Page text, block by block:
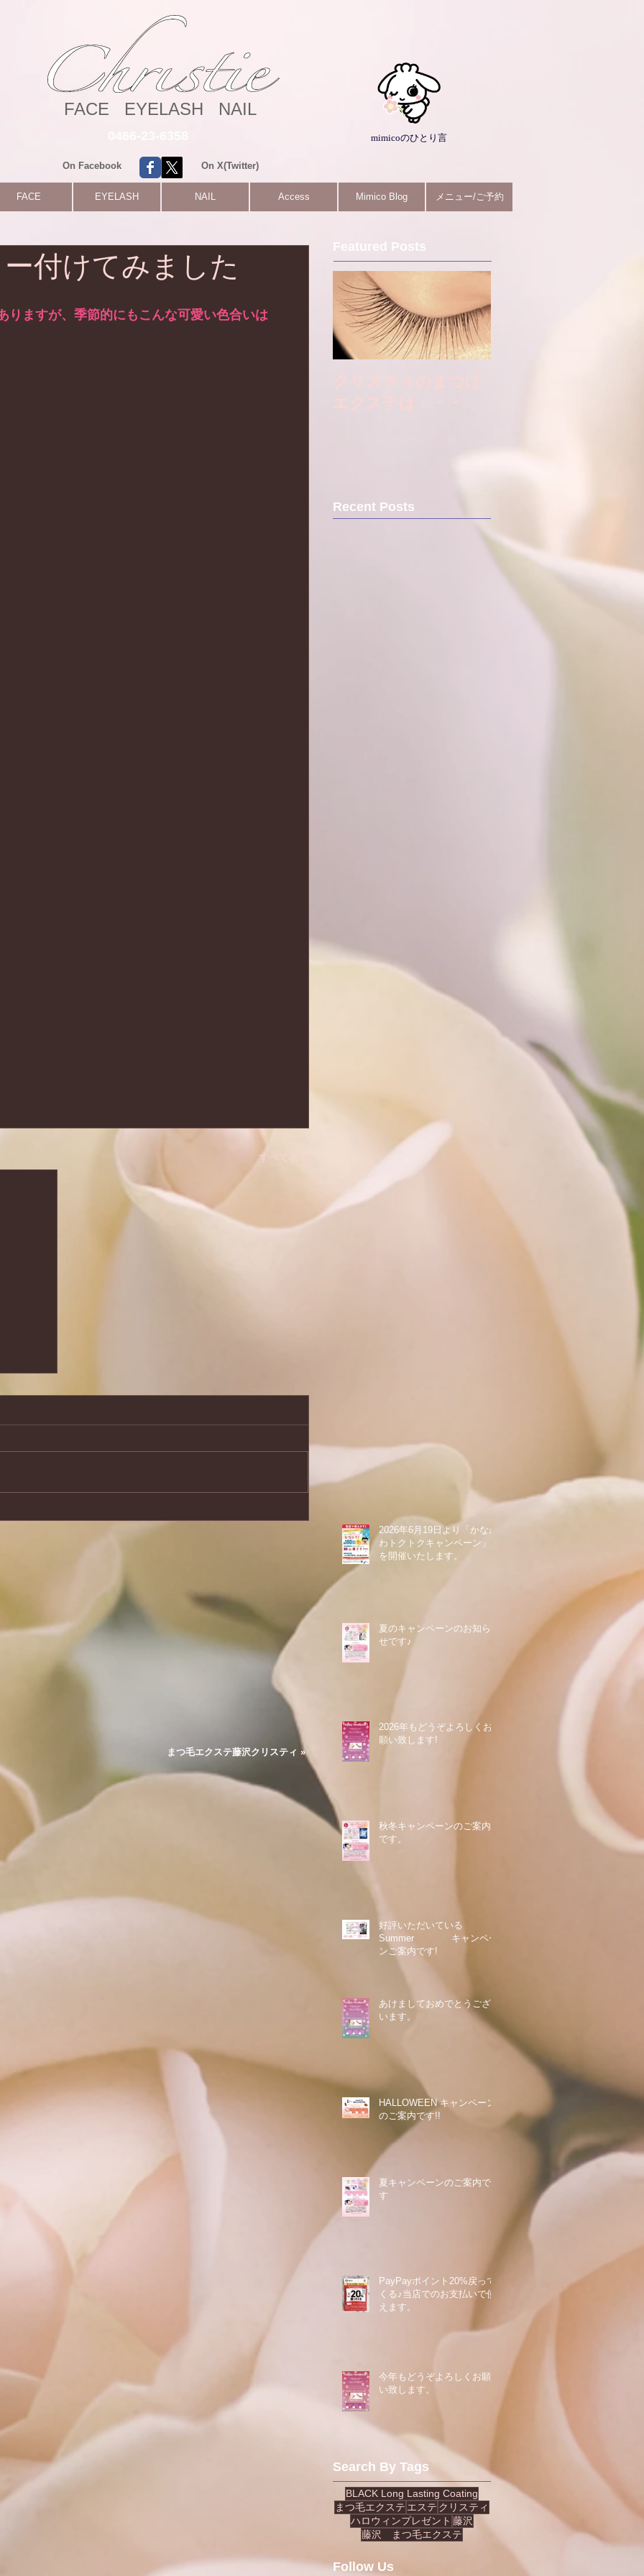
FACE EYELASH NAIL
On Facebook On X(Twitter)
mimicoのひとり言
FACE EYELASH NAIL Access Mimico Blog メニュー/ご予約
付けてみました
りますが、季節的にもこんな可愛い色合いは
すべて表示
まつ毛エクステ藤沢クリスティ »
Featured Posts
エクステは・・・
Recent Posts
2026年6月19日より「かなが
わトクトクキャンペーン」
を開催いたします。
夏のキャンペーンのお知ら
せです♪
2026年もどうぞよろしくお
願い致します!
秋冬キャンペーンのご案内
です。
好評いただいている
Summer キャンペー
ンご案内です!
あけましておめでとうござ
います。
HALLOWEEN キャンペーン
のご案内です!!
夏キャンペーンのご案内で
す
PayPayポイント20%戻って
くる♪当店でのお支払いで使
えます。
今年もどうぞよろしくお願
い致します。
Search By Tags
BLACK Long Lasting Coating
まつ毛エクステ エステ クリスティ
ハロウィンプレゼント 藤沢
藤沢 まつ毛エクステ
Follow Us